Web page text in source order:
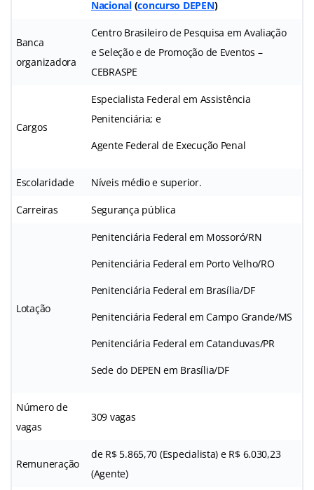
Nacional(concurso DEPEN)
Banca
organizadora
Centro Brasileiro de Pesquisa em Avaliação
e Seleção e de Promoção de Eventos –
CEBRASPE
Cargos
Especialista Federal em Assistência
Penitenciária; e
Agente Federal de Execução Penal
Escolaridade Níveis médio e superior.
Carreiras Segurança pública
Lotação
Penitenciária Federal em Mossoró/RN
Penitenciária Federal em Porto Velho/RO
Penitenciária Federal em Brasília/DF
Penitenciária Federal em Campo Grande/MS
Penitenciária Federal em Catanduvas/PR
Sede do DEPEN em Brasília/DF
Número de
vagas
309 vagas
Remuneração
de R$ 5.865,70 (Especialista) e R$ 6.030,23
(Agente)